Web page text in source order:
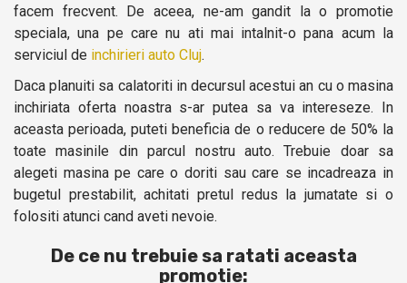
facem frecvent. De aceea, ne-am gandit la o promotie
speciala, una pe care nu ati mai intalnit-o pana acum la
serviciul de inchirieri auto Cluj.
Daca planuiti sa calatoriti in decursul acestui an cu o masina
inchiriata oferta noastra s-ar putea sa va intereseze. In
aceasta perioada, puteti beneficia de o reducere de 50% la
toate masinile din parcul nostru auto. Trebuie doar sa
alegeti masina pe care o doriti sau care se incadreaza in
bugetul prestabilit, achitati pretul redus la jumatate si o
folositi atunci cand aveti nevoie.
De ce nu trebuie sa ratati aceasta
promotie: